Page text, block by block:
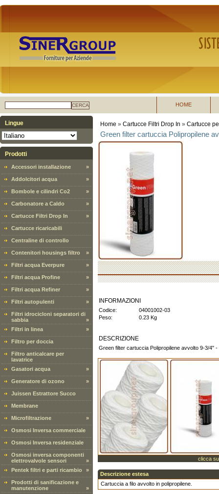
CERCA HOME
Lingue
Prodotti
Accessori installazione »
Addolcitori acqua »
Bombole e cilindri Co2 »
Carbonatore a Caldo »
Cartucce Filtri Drop In »
Cartucce ricaricabili
Centraline di controllo
Contenitori housings filtro »
Filtri acqua Everpure »
Filtri acqua Profine »
Filtri acqua Refiner »
Filtri autopulenti »
Filtri idrocicloni separatori di
sabbia
»
Filtri in linea
»
Filtro per doccia
Filtro anticalcare per
lavatrice
Gasatori acqua
»
Generatore di ozono »
Juissen Estrattore Succo
Membrane
Microfiltrazione »
Osmosi Inversa commerciale
Osmosi Inversa residenziale
Osmosi inversa componenti
elettrovalvole sensori
»
Pentek filtri e parti ricambio
»
Prodotti di sanificazione e
manutenzione
»
Home » Cartucce Filtri Drop In » Cartucce
Green filter cartuccia Polipropilene
INFORMAZIONI
Codice:
04001002-03
Peso:
0.23 Kg
DESCRIZIONE
Green filter cartuccia Polipropilene avvolto 9-3/4"
clicca
Descrizione estesa
Cartuccia a filo avvolto in polipropilene.